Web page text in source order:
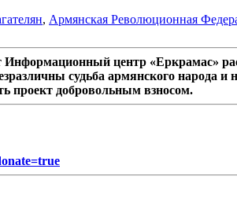
, Армянская Революционная
центр «Еркрамас»
судьба армянского
проект добровольным взносом.